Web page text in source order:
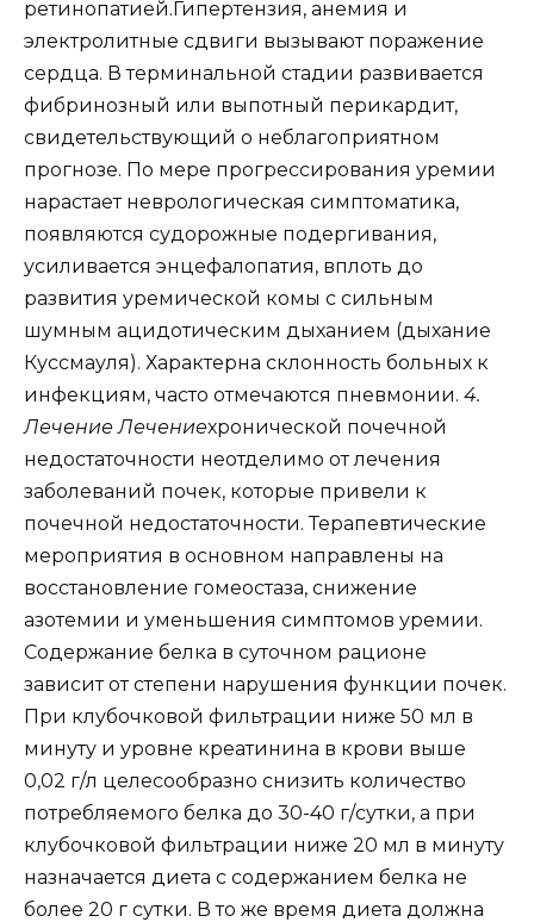
ретинопатией.Гипертензия, анемия и
электролитные сдвиги вызывают поражение
сердца. В терминальной стадии развивается
фибринозный или выпотный перикардит,
свидетельствующий о неблагоприятном
прогнозе. По мере прогрессирования уремии
нарастает неврологическая симптоматика,
появляются судорожные подергивания,
усиливается энцефалопатия, вплоть до
развития уремической комы с сильным
шумным ацидотическим дыханием (дыхание
Куссмауля). Характерна склонность больных к
инфекциям, часто отмечаются пневмонии. 4.
Лечение Лечениехронической почечной
недостаточности неотделимо от лечения
заболеваний почек, которые привели к
почечной недостаточности. Терапевтические
мероприятия в основном направлены на
восстановление гомеостаза, снижение
азотемии и уменьшения симптомов уремии.
Содержание белка в суточном рационе
зависит от степени нарушения функции почек.
При клубочковой фильтрации ниже 50 мл в
минуту и уровне креатинина в крови выше
0,02 г/л целесообразно снизить количество
потребляемого белка до 30-40 г/сутки, а при
клубочковой фильтрации ниже 20 мл в минуту
назначается диета с содержанием белка не
более 20 г сутки. В то же время диета должна